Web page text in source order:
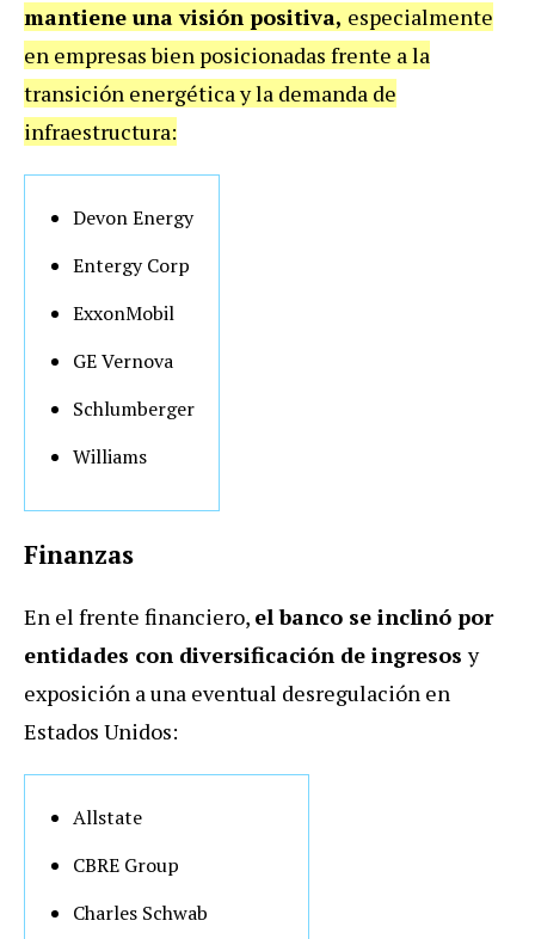
mantiene una visión positiva, especialmente
en empresas bien posicionadas frente a la
transición energética y la demanda de
infraestructura:
Devon Energy
Entergy Corp
ExxonMobil
GE Vernova
Schlumberger
Williams
Finanzas
En el frente financiero, el banco se inclinó por
entidades con diversificación de ingresosy
exposición a una eventual desregulación en
Estados Unidos:
Allstate
CBRE Group
Charles Schwab